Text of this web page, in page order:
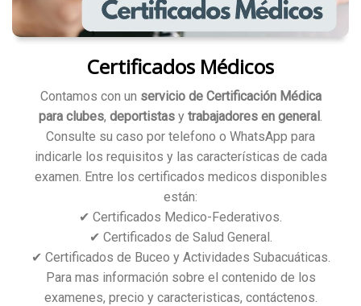
Certificados Médicos
Contamos con un servicio de Certificación Médica
para clubes, deportistas y trabajadores en general
Consulte su caso por telefono o WhatsApp para
indicarle los requisitos y las características de cada
examen. Entre los certificados medicos disponibles
están:
✔ Certificados Medico-Federativos.
✔ Certificados de Salud General.
✔ Certificados de Buceo y Actividades Subacuáticas.
Para mas información sobre el contenido de los
examenes, precio y caracteristicas, contáctenos.